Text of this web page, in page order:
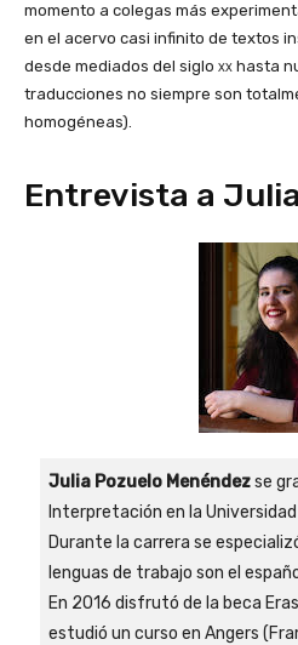
momento a colegas más
en el acervo casi infinito de textos
desde mediados del siglo xx hasta
traducciones no siempre son
homogéneas).
Entrevista a
Julia Pozuelo Menéndezse
Interpretación en la
Durante la carrera se
lenguas de trabajo son el
En 2016 disfrutó de la beca
estudió un curso en Angers